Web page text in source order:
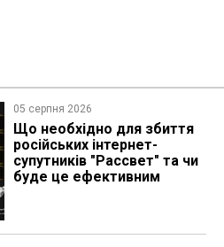
05 серпня 2026
Що необхідно для збиття
російських інтернет-
супутників "Рассвет" та чи
буде це ефективним